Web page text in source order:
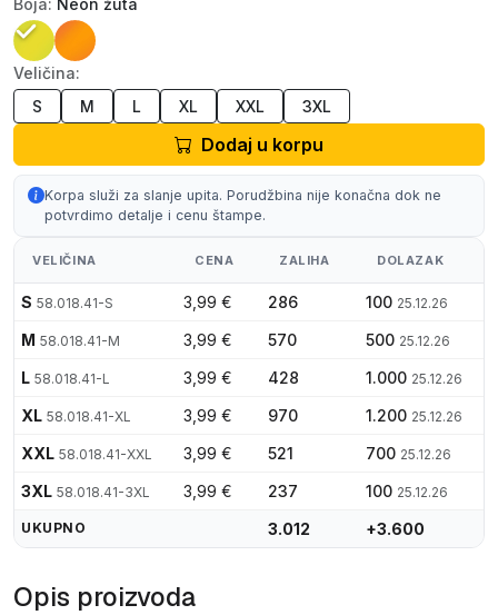
Veličina:
S
M L XL XXL 3XL
Dodaj u korpu
Korpa služi za slanje upita. Porudžbina nije konačna dok ne
potvrdimo detalje i cenu štampe.
VELIČINA CENA ZALIHA DOLAZAK
S 58.018.41-S 3,99 € 286 100 25.12.26
M 58.018.41-M 3,99 € 570 500 25.12.26
L 58.018.41-L 3,99 € 428 1.000 25.12.26
XL 58.018.41-XL 3,99 € 970 1.200 25.12.26
XXL 58.018.41-XXL 3,99 € 521 700 25.12.26
3XL 58.018.41-3XL 3,99 € 237 100 25.12.26
UKUPNO 3.012 +3.600
Opis proizvoda